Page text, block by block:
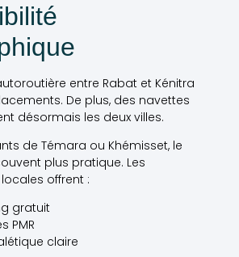
entre Rabat et Kénitra
De plus, des navettes
désormais les deux villes.
de Témara ou Khémisset, le
plus pratique. Les
offrent :
gratuit
PMR
claire